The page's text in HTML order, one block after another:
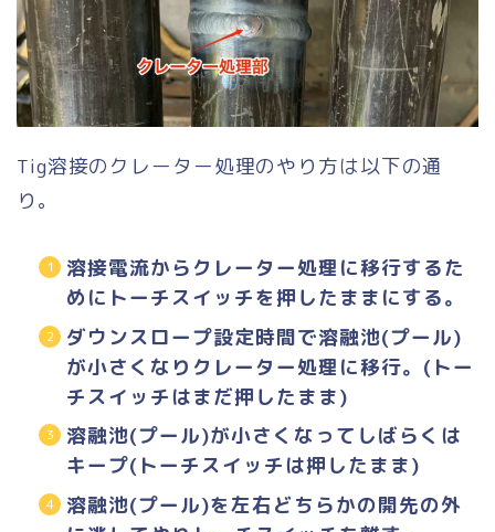
Tig溶接のクレーター処理のやり方は以下の通
り。
溶接電流からクレーター処理に移行するた
めにトーチスイッチを押したままにする。
ダウンスロープ設定時間で溶融池(プール)
が小さくなりクレーター処理に移行。(トー
チスイッチはまだ押したまま)
溶融池(プール)が小さくなってしばらくは
キープ(トーチスイッチは押したまま)
溶融池(プール)を左右どちらかの開先の外